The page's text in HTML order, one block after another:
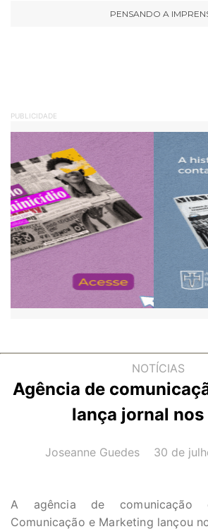
PENSANDO A
PUBLICIDADE
NOTÍCIAS
Agência de
lança jornal nos
AUTOR(A):
Joseanne Guedes DATA:
30 de
A agência de comunicação
Comunicação e Marketing lançou